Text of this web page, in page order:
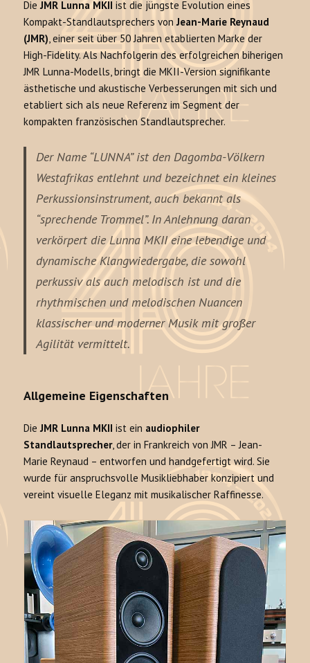
DieJMR Lunna MKII ist die jüngste Evolution eines
Kompakt-Standlautsprechers vonJean-Marie Reynaud
(JMR) , einer seit über 50 Jahren etablierten Marke der
High-Fidelity. Als Nachfolgerin des erfolgreichen biherigen
JMR Lunna-Modells, bringt die MKII-Version signifikante
ästhetische und akustische Verbesserungen mit sich und
etabliert sich als neue Referenz im Segment der
kompakten französischen Standlautsprecher.
Der Name “LUNNA”ist den Dagomba-Völkern
Westafrikas entlehnt und bezeichnet ein kleines
Perkussionsinstrument, auch bekannt als
“sprechende Trommel”. In Anlehnung daran
verkörpert die Lunna MKII eine lebendige und
dynamische Klangwiedergabe, die sowohl
perkussiv als auch melodisch ist und die
rhythmischen und melodischen Nuancen
klassischer und moderner Musik mit großer
Agilität vermittelt.
Allgemeine Eigenschaften
DieJMR Lunna MKII ist ein audiophiler
Standlautsprecher, der in Frankreich von JMR – Jean-
Marie Reynaud – entworfen und handgefertigt wird. Sie
wurde für anspruchsvolle Musikliebhaber konzipiert und
vereint visuelle Eleganz mit musikalischer Raffinesse.